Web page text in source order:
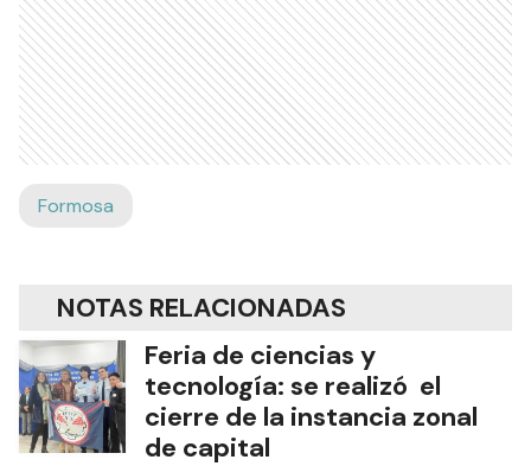
Formosa
NOTAS RELACIONADAS
Feria de ciencias y
tecnología: se realizó el
cierre de la instancia zonal
de capital